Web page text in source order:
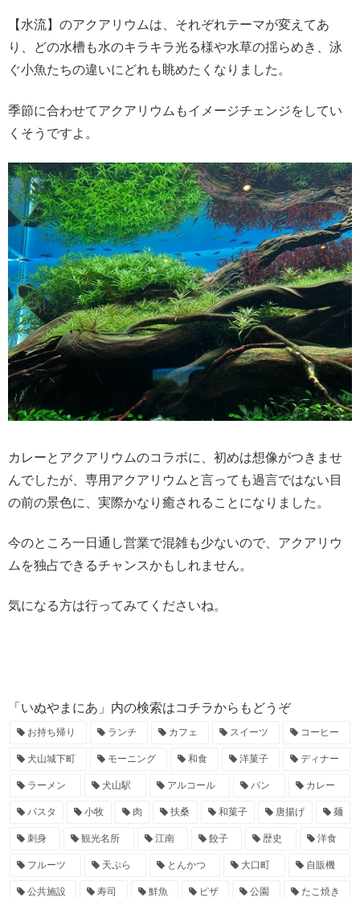
【水流】のアクアリウムは、それぞれテーマが変えてあ
り、どの水槽も水のキラキラ光る様や水草の揺らめき、泳
ぐ小魚たちの違いにどれも眺めたくなりました。
季節に合わせてアクアリウムもイメージチェンジをしてい
くそうですよ。
カレーとアクアリウムのコラボに、初めは想像がつきませ
んでしたが、専用アクアリウムと言っても過言ではない目
の前の景色に、実際かなり癒されることになりました。
今のところ一日通し営業で混雑も少ないので、アクアリウ
ムを独占できるチャンスかもしれません。
気になる方は行ってみてくださいね。
「いぬやまにあ」内の検索はコチラからもどうぞ
お持ち帰り ランチ カフェ スイーツ コーヒー
犬山城下町 モーニング 和食 洋菓子 ディナー
ラーメン 犬山駅 アルコール パン カレー
パスタ 小牧 肉 扶桑 和菓子 唐揚げ 麺
刺身 観光名所 江南 餃子 歴史 洋食
フルーツ 天ぷら とんかつ 大口町 自販機
公共施設 寿司 鮮魚 ピザ 公園 たこ焼き